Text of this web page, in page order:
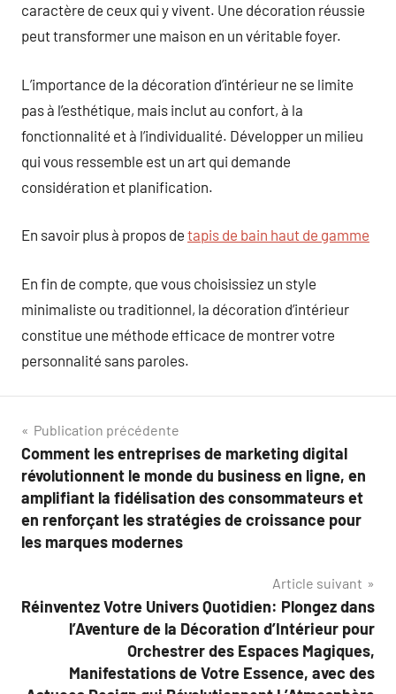
caractère de ceux qui y vivent. Une décoration réussie
peut transformer une maison en un véritable foyer.
L’importance de la décoration d’intérieur ne se limite
pas à l’esthétique, mais inclut au confort, à la
fonctionnalité et à l’individualité. Développer un milieu
qui vous ressemble est un art qui demande
considération et planification.
En savoir plus à propos de tapis de bain haut de gamme
En fin de compte, que vous choisissiez un style
minimaliste ou traditionnel, la décoration d’intérieur
constitue une méthode efficace de montrer votre
personnalité sans paroles.
Navigation
de
l’article
Publication précédente
Comment les entreprises de marketing digital
révolutionnent le monde du business en ligne, en
amplifiant la fidélisation des consommateurs et
en renforçant les stratégies de croissance pour
les marques modernes
Article suivant
Réinventez Votre Univers Quotidien: Plongez dans
l’Aventure de la Décoration d’Intérieur pour
Orchestrer des Espaces Magiques,
Manifestations de Votre Essence, avec des